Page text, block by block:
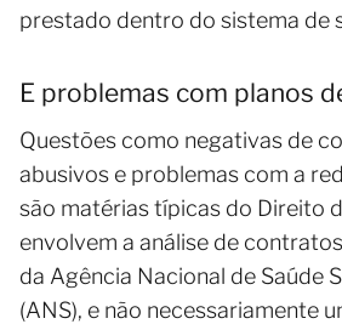
prestado dentro do sistema de
E problemas com planos
Questões como negativas de
abusivos e problemas com a
são matérias típicas do Direito
envolvem a análise de
da Agência Nacional de Saúde
(ANS), e não necessariamente